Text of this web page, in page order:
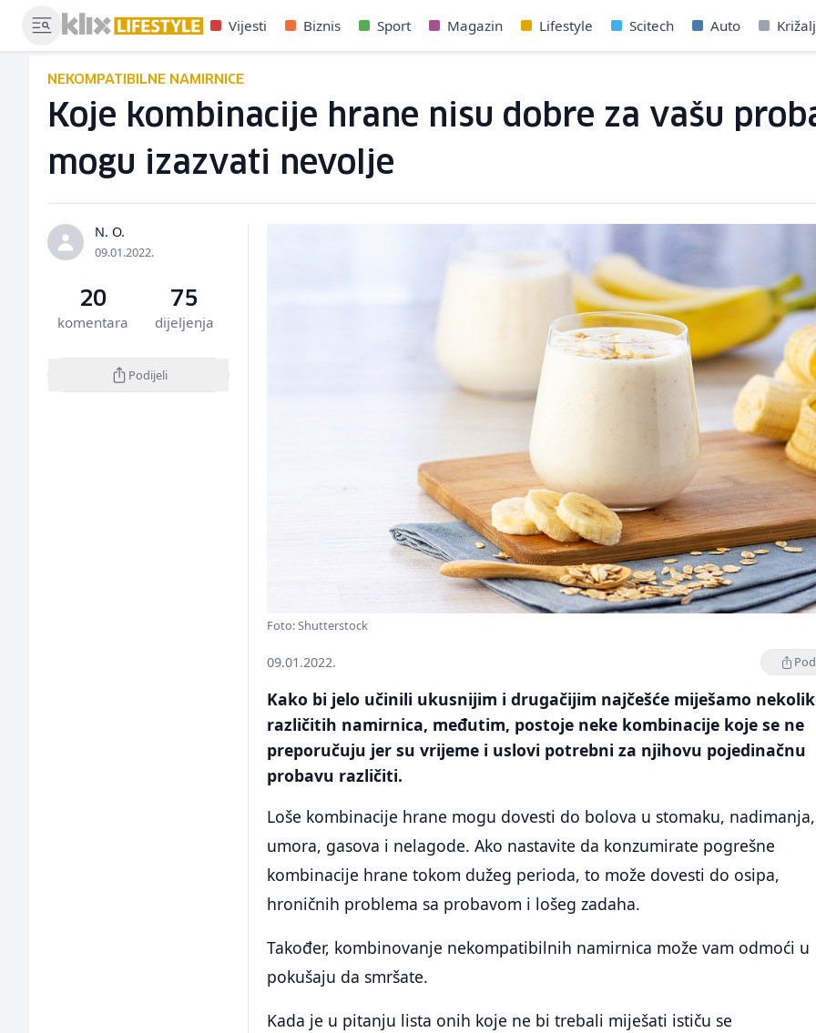
Vijesti Biznis Sport Magazin Lifestyle Scitech Auto
NEKOMPATIBILNE NAMIRNICE
Koje kombinacije hrane nisu dobre za vašu
mogu izazvati nevolje
N. O.
09.01.2022.
20
komentara
75
dijeljenja
Podijeli
Foto: Shutterstock
09.01.2022.
Kako bi jelo učinili ukusnijim i drugačijim najčešće miješamo
različitih namirnica, međutim, postoje neke kombinacije koje se ne
preporučuju jer su vrijeme i uslovi potrebni za njihovu pojedinačnu
probavu različiti.
Loše kombinacije hrane mogu dovesti do bolova u stomaku, nadimanja,
umora, gasova i nelagode. Ako nastavite da konzumirate pogrešne
kombinacije hrane tokom dužeg perioda, to može dovesti do osipa,
hroničnih problema sa probavom i lošeg zadaha.
Također, kombinovanje nekompatibilnih namirnica može vam odmoći u
pokušaju da smršate.
Kada je u pitanju lista onih koje ne bi trebali miješati ističu se